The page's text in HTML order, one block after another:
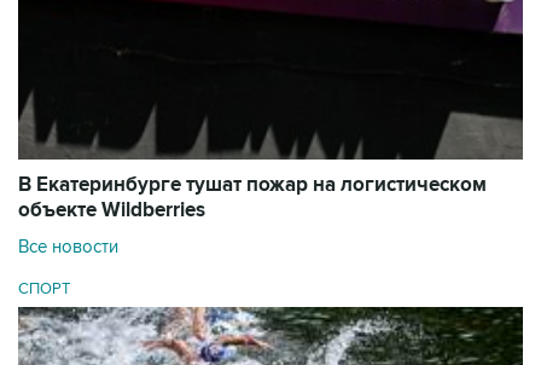
В Екатеринбурге тушат пожар на логистическом
объекте Wildberries
Все новости
СПОРТ